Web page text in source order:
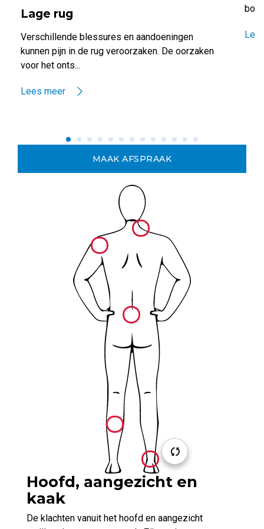
Lage rug
Verschillende blessures en aandoeningen
kunnen pijn in de rug veroorzaken. De oorzaken
voor het onts...
Lees meer
MAAK AFSPRAAK
Hoofd, aangezicht en
kaak
De klachten vanuit het hoofd en aangezicht